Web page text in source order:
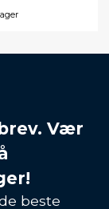
Vær
beste